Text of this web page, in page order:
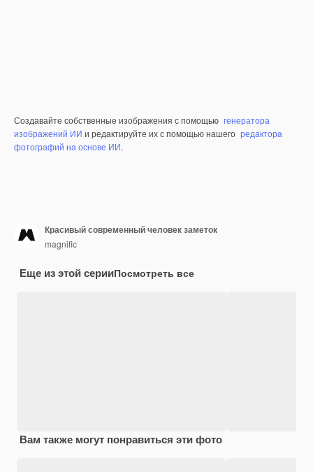
Создавайте собственные изображения с помощью генератора
изображений ИИ и редактируйте их с помощью нашего редактора
фотографий на основе ИИ.
Красивый современный человек заметок
magnific
Еще из этой серииПосмотреть все
Вам также могут понравиться эти фото